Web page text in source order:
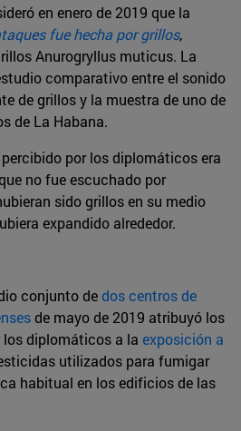
en enero de 2019 que la
fue hecha por grillos,
Anurogryllus muticus. La
comparativo entre el sonido
de grillos y la muestra de uno de
de La Habana.
por los diplomáticos era
no fue escuchado por
sido grillos en su medio
expandido alrededor.
conjunto dedos centros de
de mayo de 2019 atribuyó los
diplomáticos a la exposición a
utilizados para fumigar
habitual en los edificios de las